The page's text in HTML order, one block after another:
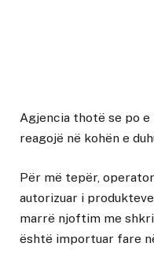
Agjencia thotë se po
reagojë në kohën e
Për më tepër,
autorizuar i
marrë njoftim me
është importuar fare